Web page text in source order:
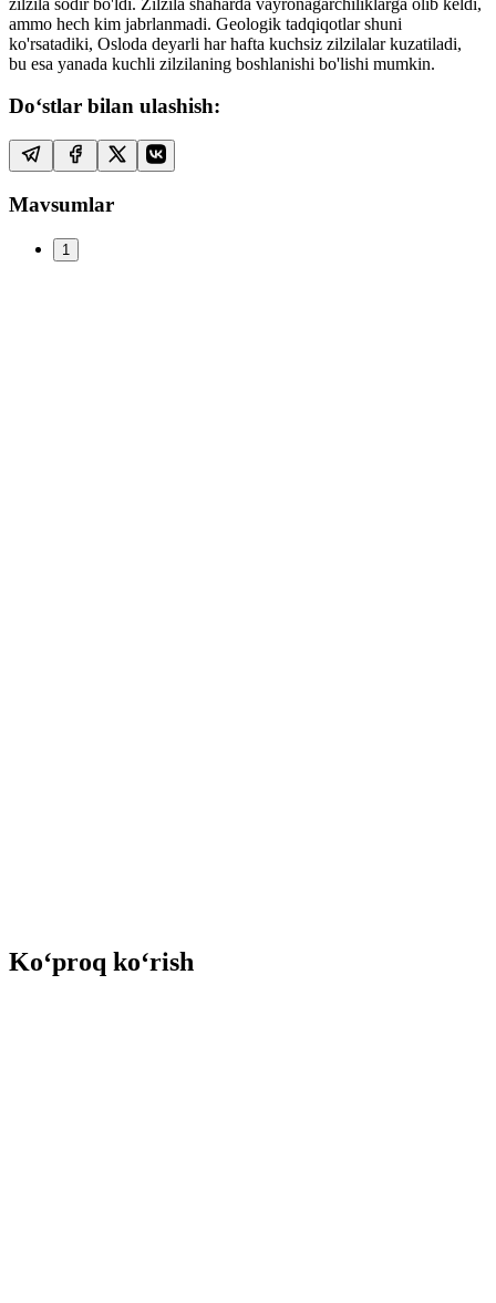
ammo hech kim jabrlanmadi. Geologik tadqiqotlar shuni
ko'rsatadiki, Osloda deyarli har hafta kuchsiz zilzilalar kuzatiladi,
bu esa yanada kuchli zilzilaning boshlanishi bo'lishi mumkin.
Do‘stlar bilan ulashish:
Mavsumlar
1
Ko‘proq ko‘rish